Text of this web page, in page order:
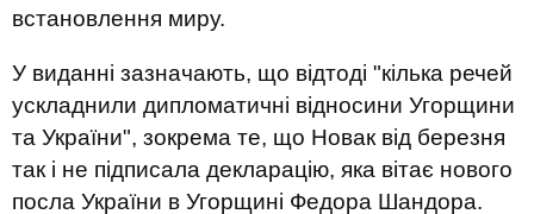
встановлення миру.
У виданні зазначають, що відтоді "кілька речей
ускладнили дипломатичні відносини Угорщини
та України", зокрема те, що Новак від березня
так і не підписала декларацію, яка вітає нового
посла України в Угорщині Федора Шандора.